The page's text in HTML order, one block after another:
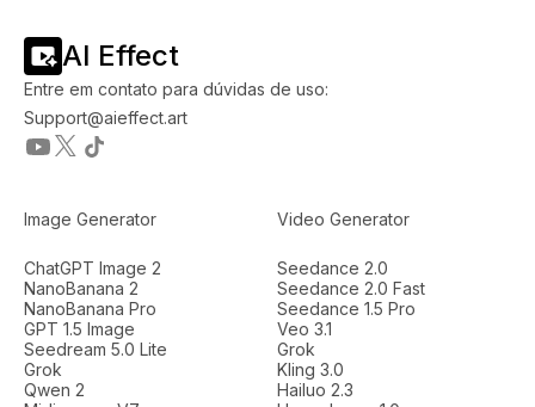
AI Effect
Entre em contato para dúvidas de uso:
Support@aieffect.art
Image Generator
ChatGPT Image 2
NanoBanana 2
NanoBanana Pro
GPT 1.5 Image
Seedream 5.0 Lite
Grok
Qwen 2
Video Generator
Seedance 2.0
Seedance 2.0 Fast
Seedance 1.5 Pro
Veo 3.1
Grok
Kling 3.0
Hailuo 2.3